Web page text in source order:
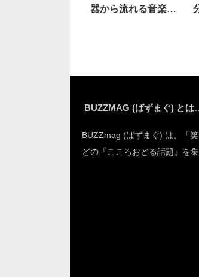
器から流れる音楽に
BUZZMAG (ばずまぐ) とは
BUZZmag (ばずまぐ) は、「
どの『こころおどる話題』を